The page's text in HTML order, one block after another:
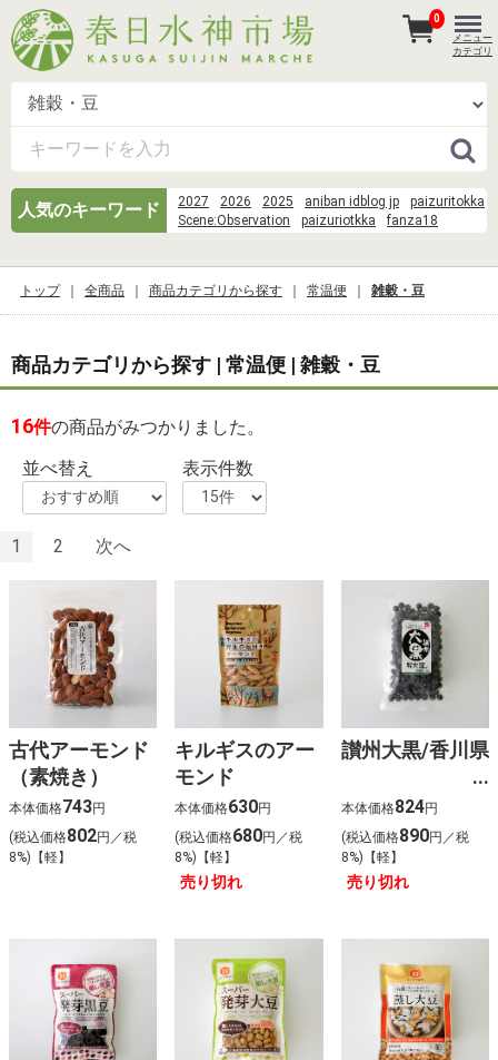
人気のキーワード 2027 2026 2025 aniban idblog jp
paizuritokka
Scene:Observation
paizuriotkka
fanza18
%E7%95%AA%E7%B5%84%E8%A1%A8
%E9%9D%92%E6%A3%AE
Scene%3AObservation Room%3Arin
eachother)%2Cissei%2Cayako%2CKaede
goku-tv-pics
wood
0
メニュー
カテゴリ
トップ 全商品 商品カテゴリから探す 常温便 雑穀・豆
商品カテゴリから探す | 常温便 | 雑穀・豆
16件の商品がみつかりました。
並べ替え
表示件数
1 2 次へ
古代アーモンド
（素焼き）
本体価格743円
(税込価格802円／税
8%)【軽】
キルギスのアー
モンド
本体価格630円
(税込価格680円／税
8%)【軽】
売り切れ
讃州大黒/香川県
本体価格824円
(税込価格890円／税
8%)【軽】
売り切れ